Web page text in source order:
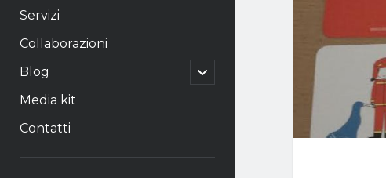
Servizi
Collaborazioni
Blog
apri
il
Media kit
Contatti